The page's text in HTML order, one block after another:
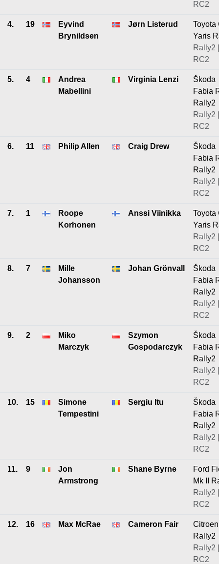
RC2
4. 19
Eyvind
Brynildsen
Jørn Listerud
Toyota
Yaris
Rally2 |
RC2
5. 4
Andrea
Mabellini
Virginia Lenzi
Škoda
Fabia
Rally2
Rally2 |
RC2
6. 11 Philip Allen Craig Drew
Škoda
Fabia
Rally2
Rally2 |
RC2
7. 1
Roope
Korhonen
Anssi Viinikka
Toyota
Yaris
Rally2 |
RC2
8. 7
Mille
Johansson
Johan Grönvall
Škoda
Fabia
Rally2
Rally2 |
RC2
9. 2
Miko
Marczyk
Szymon
Gospodarczyk
Škoda
Fabia
Rally2
Rally2 |
RC2
10. 15
Simone
Tempestini
Sergiu Itu
Škoda
Fabia
Rally2
Rally2 |
RC2
11. 9
Jon
Armstrong
Shane Byrne
Ford
Mk II
Rally2 |
RC2
12. 16 Max McRae Cameron Fair
Rally2
Rally2 |
RC2